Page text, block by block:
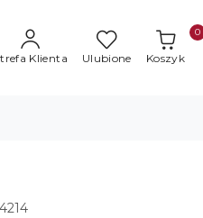
Klienta Ulubione Koszyk
0